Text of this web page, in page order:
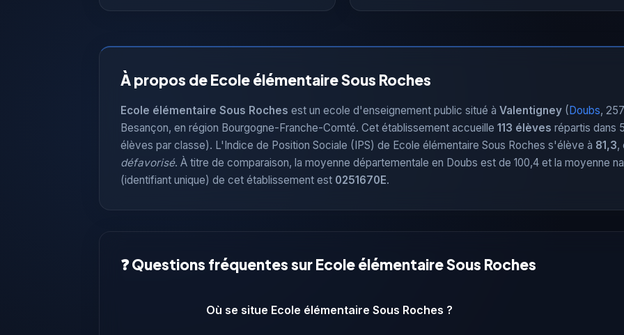
À propos de Ecole élémentaire Sous Roches
Ecole élémentaire Sous Roches est un ecole d'enseignement public situé à Valentigney (Doubs,
Besançon, en région Bourgogne-Franche-Comté. Cet établissement accueille 113 élèves répartis dans
élèves par classe). L'Indice de Position Sociale (IPS) de Ecole élémentaire Sous Roches s'élève à 81,3,
défavorisé. À titre de comparaison, la moyenne départementale en Doubs est de 100,4 et la moyenne
(identifiant unique) de cet établissement est 0251670E.
❓ Questions fréquentes sur Ecole élémentaire Sous Roches
Où se situe Ecole élémentaire Sous Roches ?